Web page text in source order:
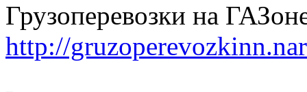
Грузоперевозки на
http://